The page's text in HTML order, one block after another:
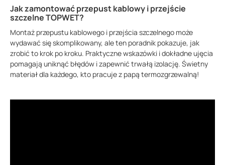
Jak zamontować przepust kablowy i przejście
szczelne TOPWET?
Montaż przepustu kablowego i przejścia szczelnego może
wydawać się skomplikowany, ale ten poradnik pokazuje, jak
zrobić to krok po kroku. Praktyczne wskazówki i dokładne ujęcia
pomagają uniknąć błędów i zapewnić trwałą izolację. Świetny
materiał dla każdego, kto pracuje z papą termozgrzewalną!